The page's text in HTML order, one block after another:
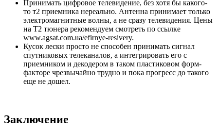
Принимать цифровое телевидение, без хотя бы какого-
то т2 приемника нереально. Антенна принимает только
электромагнитные волны, а не сразу телевидения. Цены
на Т2 тюнера рекомендуем смотреть по ссылке
www.agsat.com.ua/efirnye-resivery.
Кусок лески просто не способен принимать сигнал
спутниковых телеканалов, а интегрировать его с
приемником и декодером в таком пластиковом форм-
факторе чрезвычайно трудно и пока прогресс до такого
еще не дошел.
Заключение